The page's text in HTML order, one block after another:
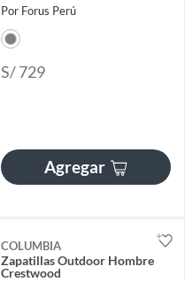
Por Forus Perú
S/ 729
Agregar
COLUMBIA
Zapatillas Outdoor Hombre
Crestwood